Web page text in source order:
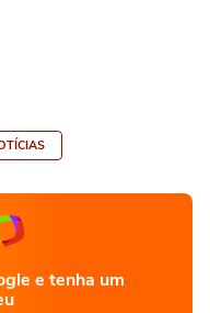
e tenha um